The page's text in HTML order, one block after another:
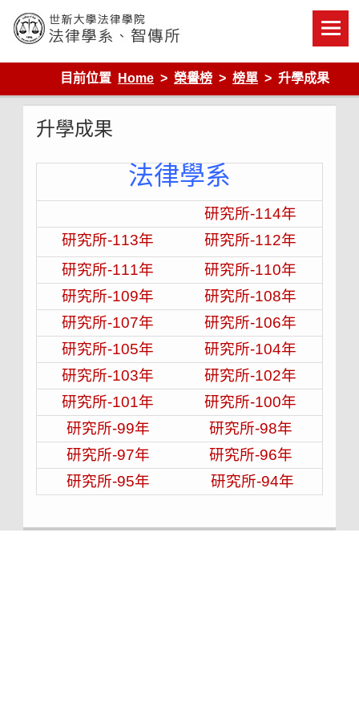
content
世新大學法律學院-法律學系-智慧財產暨科技法律研究所
目前位置
Home 榮譽榜 榜單 升學成果
升學成果
法律學系
研究所-114年
研究所-113年
研究所-112年
研究所-111年
研究所-110年
研究所-109年
研究所-108年
研究所-107年
研究所-106年
研究所-105年
研究所-104年
研究所-103年
研究所-102年
研究所-101年
研究所-100年
研究所-99年
研究所-98年
研究所-97年
研究所-96年
研究所-95年
研究所-94年